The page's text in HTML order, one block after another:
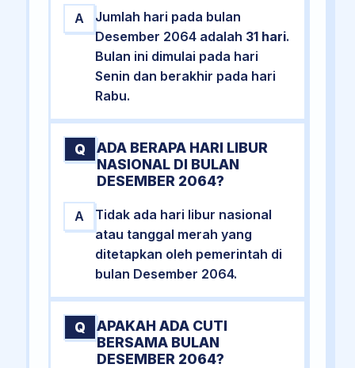
A
Jumlah hari pada bulan
Desember 2064 adalah 31 hari.
Bulan ini dimulai pada hari
Senin dan berakhir pada hari
Rabu.
Q
ADA BERAPA HARI LIBUR
NASIONAL DI BULAN
DESEMBER 2064?
A
Tidak ada hari libur nasional
atau tanggal merah yang
ditetapkan oleh pemerintah di
bulan Desember 2064.
Q
APAKAH ADA CUTI
BERSAMA BULAN
DESEMBER 2064?